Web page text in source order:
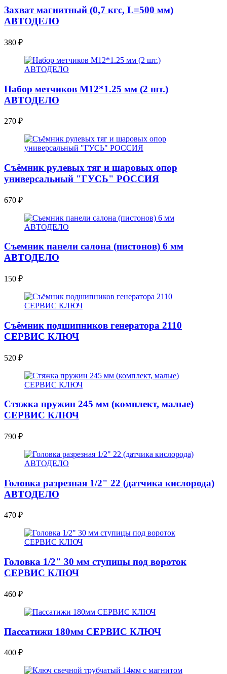
Захват магнитный (0,7 кгс, L=500 мм)
АВТОДЕЛО
380 ₽
Набор метчиков M12*1.25 мм (2 шт.)
АВТОДЕЛО
270 ₽
Съёмник рулевых тяг и шаровых опор
универсальный "ГУСЬ" РОССИЯ
670 ₽
Съемник панели салона (пистонов) 6 мм
АВТОДЕЛО
150 ₽
Съёмник подшипников генератора 2110
СЕРВИС КЛЮЧ
520 ₽
Стяжка пружин 245 мм (комплект, малые)
СЕРВИС КЛЮЧ
790 ₽
Головка разрезная 1/2" 22 (датчика кислорода)
АВТОДЕЛО
470 ₽
Головка 1/2" 30 мм ступицы под вороток
СЕРВИС КЛЮЧ
460 ₽
Пассатижи 180мм СЕРВИС КЛЮЧ
400 ₽